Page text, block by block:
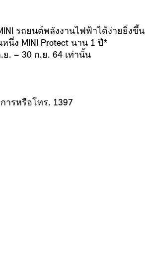
รถยนต์พลังงานไฟฟ้าได้ง่ายยิ่งขึ้น
นึ่ง MINI Protect นาน 1 ปี*
ย. – 30 ก.ย. 64 เท่านั้น
ารหรือโทร. 1397